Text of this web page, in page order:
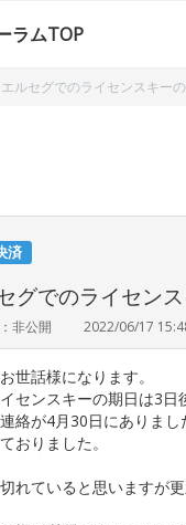
ラムTOP
エルセグでのライセンスキー
済
グでのライセン
非公開 2022/06/17
世話様になります。
センスキーの期日は3日
絡が4月30日にありま
おりました。
れていると思いますが